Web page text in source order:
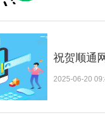
祝贺顺通
2025-06-20